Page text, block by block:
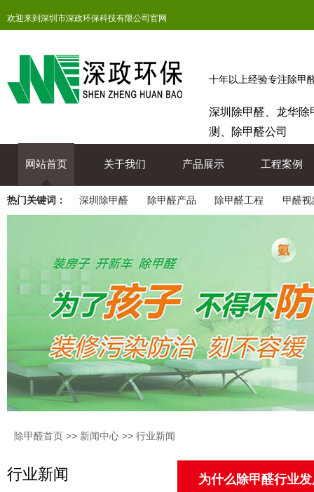
欢迎来到深圳市深政环保科技有限公司官网
十年以上经验专注除甲
深圳除甲醛、龙华除
测、除甲醛公司
网站首页 关于我们 产品展示 工程案例
热门关键词： 深圳除甲醛 除甲醛产品 除甲醛工程 甲醛视
除甲醛首页 >> 新闻中心 >> 行业新闻
为什么除甲醛行业
行业新闻